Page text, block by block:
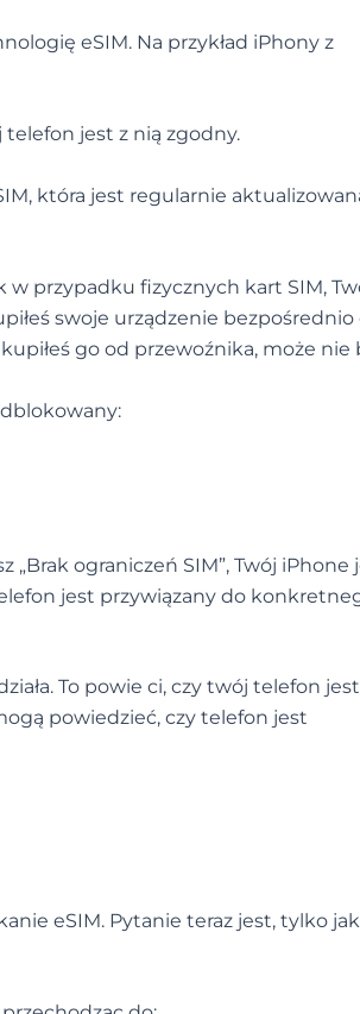
eSIM. Na przykład iPhony z
telefon jest z nią zgodny.
która jest regularnie
przypadku fizycznych kart SIM,
swoje urządzenie bezpośrednio
go od przewoźnika, może nie
„Brak ograniczeń SIM”, Twój iPhone
jest przywiązany do
To powie ci, czy twój telefon jest
powiedzieć, czy telefon jest
eSIM. Pytanie teraz jest, tylko jak